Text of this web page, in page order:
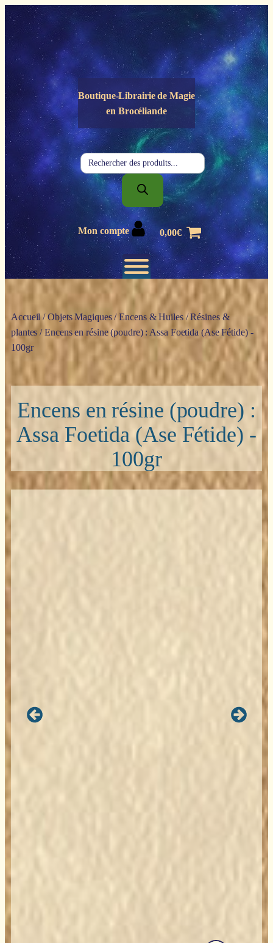
Panneau de gestion des cookies
Boutique-Librairie deMagie
en Brocéliande
Recherche
de
produits
Mon compte 0,00€
Accueil/Objets Magiques/Encens & Huiles/Résines &
plantes / Encens en résine (poudre) : Assa Foetida (Ase Fétide) -
100gr
Encens en résine (poudre) :
Assa Foetida (Ase Fétide) -
100gr